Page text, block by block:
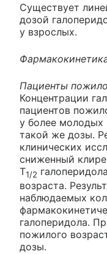
Существует
дозой
у взрослых.
Пациенты
Концентрации
пациентов
у более молодых
такой же дозы.
клинических
сниженный
T1/2
возраста.
наблюдаемых
галоперидола.
пожилого
дозы.